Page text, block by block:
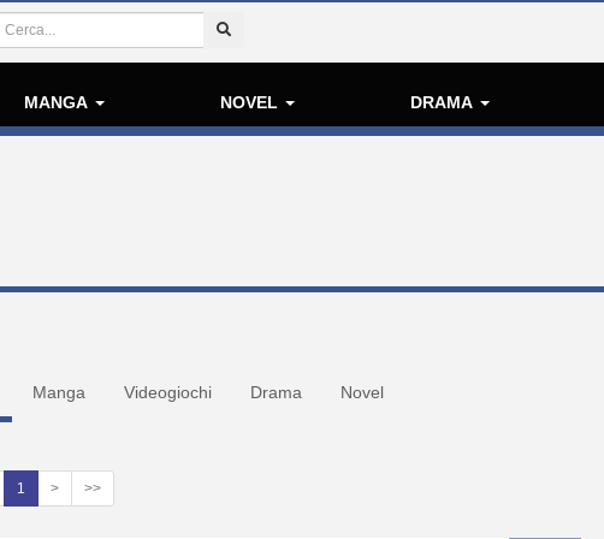
MANGA NOVEL DRAMA
Manga Videogiochi Drama Novel
1 > >>